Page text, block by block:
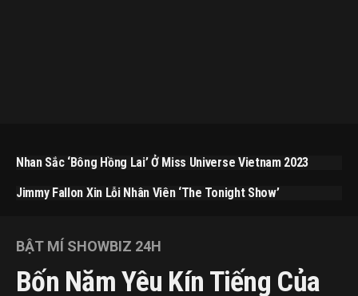
Nhan Sắc ‘bông Hồng Lai’ Ở Miss Universe Vietnam 2023
Jimmy Fallon Xin Lỗi Nhân Viên ‘The Tonight Show’
BẬT MÍ SHOWBIZ 24H
Bốn Năm Yêu Kín Tiếng Của